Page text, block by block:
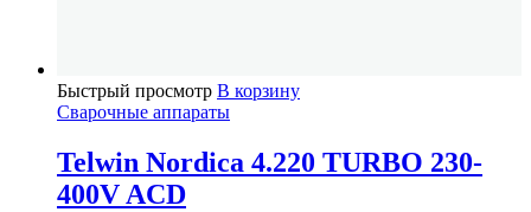
Быстрый просмотр В корзину
Сварочные аппараты
Telwin Nordica 4.220 TURBO 230-
400V ACD